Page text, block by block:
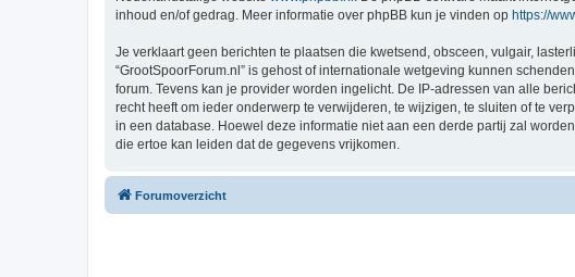
inhoud en/of gedrag. Meer informatie over phpBB kun je vinden op https://
Je verklaart geen berichten te plaatsen die kwetsend, obsceen, vulgair,
“GrootSpoorForum.nl” is gehost of internationale wetgeving kunnen
forum. Tevens kan je provider worden ingelicht. De IP-adressen van alle
recht heeft om ieder onderwerp te verwijderen, te wijzigen, te sluiten of te
in een database. Hoewel deze informatie niet aan een derde partij zal
die ertoe kan leiden dat de gegevens vrijkomen.
Forumoverzicht